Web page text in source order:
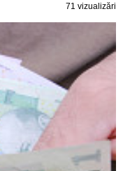
71 vizualizări